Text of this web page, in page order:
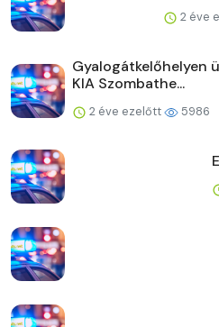
2 éve
Gyalogátkelőhelyen
KIA Szombathe...
2 éve ezelőtt 5986